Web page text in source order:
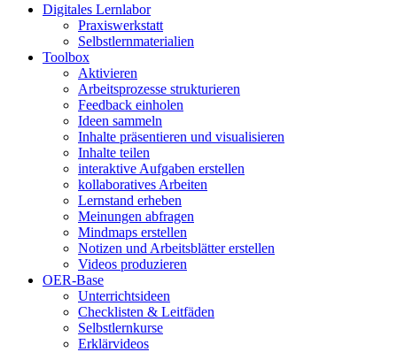
Digitales Lernlabor
Praxiswerkstatt
Selbstlernmaterialien
Toolbox
Aktivieren
Arbeitsprozesse strukturieren
Feedback einholen
Ideen sammeln
Inhalte präsentieren und visualisieren
Inhalte teilen
interaktive Aufgaben erstellen
kollaboratives Arbeiten
Lernstand erheben
Meinungen abfragen
Mindmaps erstellen
Notizen und Arbeitsblätter erstellen
Videos produzieren
OER-Base
Unterrichtsideen
Checklisten & Leitfäden
Selbstlernkurse
Erklärvideos